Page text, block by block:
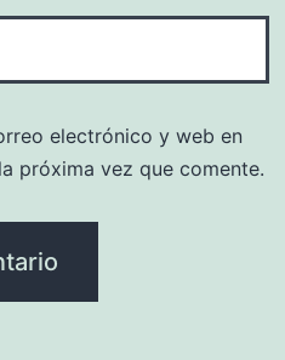
electrónico y web en
próxima vez que comente.